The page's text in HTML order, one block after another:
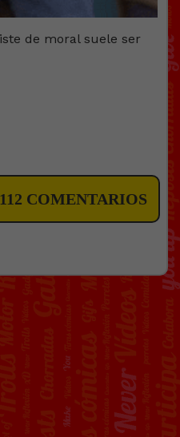
de moral suele ser
112 COMENTARIOS